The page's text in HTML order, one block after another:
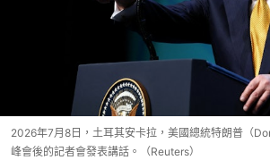
2026年7月8日，土耳其安卡拉，美國總統特朗普（
峰會後的記者會發表講話。（Reuters）